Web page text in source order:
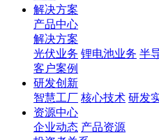
解决方案
产品中心
解决方案
光伏业务 锂电池业务 半
客户案例
研发创新
智慧工厂 核心技术 研发
资源中心
企业动态 产品资源